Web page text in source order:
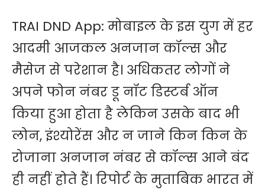
TRAI DND App: मोबाइल के इस युग में हर
आदमी आजकल अनजान कॉल्स और
मैसेज से परेशान है। अधिकतर लोगों ने
अपने फोन नंबर डू नॉट डिस्टर्ब ऑन
किया हुआ होता है लेकिन उसके बाद भी
लोन, इंश्योरेंस और न जाने किन किन के
रोजाना अनजान नंबर से कॉल्स आने बंद
ही नहीं होते हैं। रिपोर्ट के मुताबिक भारत में